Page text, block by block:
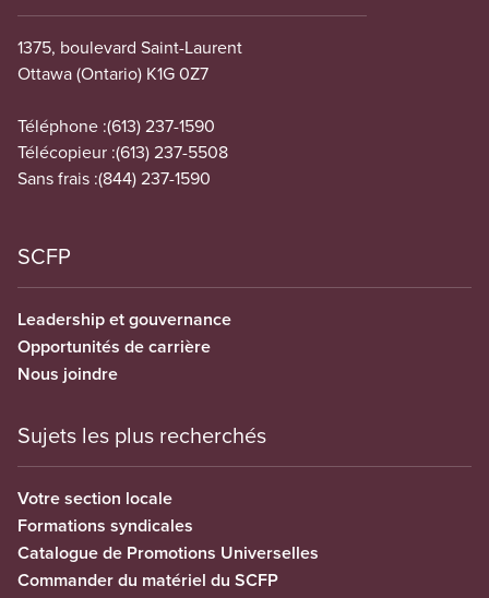
1375, boulevard Saint-Laurent
Ottawa (Ontario) K1G 0Z7
Téléphone :(613) 237-1590
Télécopieur :(613) 237-5508
Sans frais :(844) 237-1590
SCFP
Leadership et gouvernance
Opportunités de carrière
Nous joindre
Sujets les plus recherchés
Votre section locale
Formations syndicales
Catalogue de Promotions Universelles
Commander du matériel du SCFP